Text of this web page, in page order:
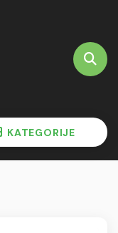
KATEGORIJE